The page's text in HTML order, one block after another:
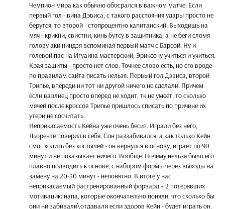
Чемпион мира как обычно обосрался в важном матче. Если
первый гол - вина Дэвиса, с такого расстояния удары просто не
берутся, то второй - стопроцентно капитанский. Выходишь на
мяч - крикни, свистни, кинь бутсу в защитника, а не беги сломя
голову аки ниндзя вспоминая первый матч с Барсой. Ну и
голевой пас на Игуаина мастерский, Эриксену учиться и учиться.
Края защиты - просто нет слов. Точнее слово есть, но его вроде
по правилам сайта писать нельзя. Первый гол Дэвиса, второй
Трипье, впереди ни тот ни другой ничего не сделали. Причем
если валлиец просто вперед не ходит, тк не умеет, то сколько
мячей после кроссов Трипье пришлось списать по причине их
утери не сосчитать.
Неприкасаемость Кейна уже очень бесит. Играли без него,
Льоренте поверил в себя, Сон раззабивался, а как только Кейн
смог ходить без костылей - он вернулся в основу, играет по 90
минут и не показывает ничего. Вообще. Почему нельзя было его
плавно подводить к основе, с набором формы через выходы на
замену на 20-30 минут - непонятно. В итоге у нас
неприкасаемый растренированный форвард + 2 потерявших
мотивацию напа, которые окончательно поняли, что сколько бы
они ни забивали\отдавали если здоров Кейн - будет играть он.